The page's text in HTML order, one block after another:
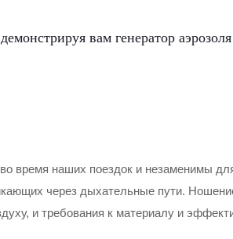
вам генератор
время наших поездок и незаменимы
через дыхательные пути.
и требования к материалу и